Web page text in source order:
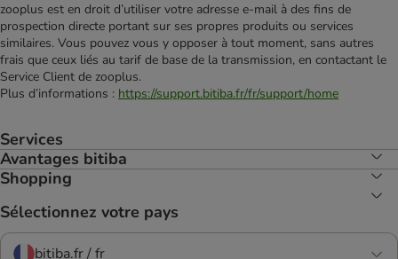
zooplus est en droit d’utiliser votre adresse e‑mail à des fins de
prospection directe portant sur ses propres produits ou services
similaires. Vous pouvez vous y opposer à tout moment, sans autres
frais que ceux liés au tarif de base de la transmission, en contactant le
Service Client de zooplus.
Plus d’informations : https://support.bitiba.fr/fr/support/home
Services
Avantages bitiba
Shopping
Sélectionnez votre pays
bitiba.fr / fr